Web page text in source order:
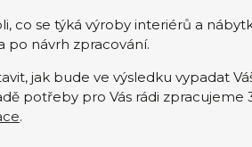
co se týká výroby interiérů a
po návrh zpracování.
jak bude ve výsledku vypadat
potřeby pro Vás rádi zpracujeme
.